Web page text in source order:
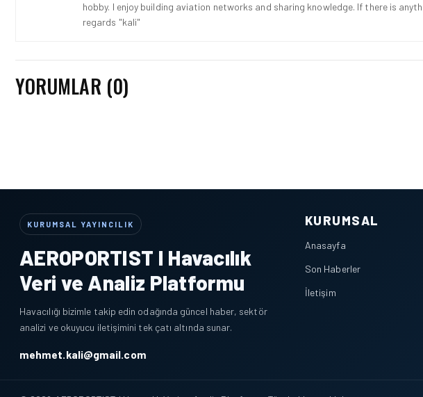
hobby. I enjoy building aviation networks and sharing knowledge. If there is
regards "kali"
YORUMLAR (0)
KURUMSAL YAYINCILIK
AEROPORTIST I Havacılık
Veri ve Analiz Platformu
Havacılığı bizimle takip edin odağında güncel haber, sektör
analizi ve okuyucu iletişimini tek çatı altında sunar.
mehmet.kali@gmail.com
KURUMSAL
Anasayfa
Son Haberler
İletişim